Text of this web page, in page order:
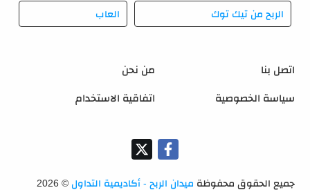
جميع الحقوق محفوظة ميدان الربح - أكاديمية التداول ©
2026
اتصل بنا من نحن
سياسة الخصوصية اتفاقية الاستخدام
الربح من تيك توك العاب